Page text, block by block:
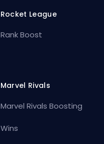
Rocket League
Rank Boost
Marvel Rivals
Marvel Rivals Boosting
Wins